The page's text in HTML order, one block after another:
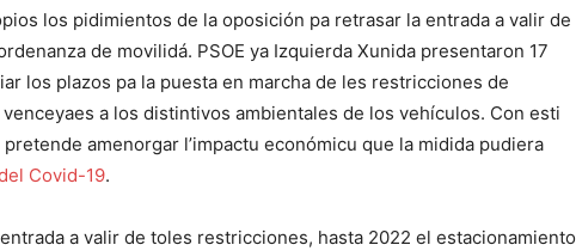
los pidimientos de la oposición pa retrasar la entrada a valir de
de movilidá. PSOE ya Izquierda Xunida presentaron 17
los plazos pa la puesta en marcha de les restricciones de
a los distintivos ambientales de los vehículos. Con esti
amenorgar l’impactu económicu que la midida pudiera
Covid-19.
a valir de toles restricciones, hasta 2022 el estacionamiento